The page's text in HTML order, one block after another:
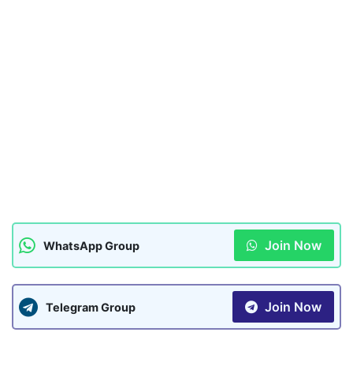
WhatsApp Group Join Now
Telegram Group Join Now